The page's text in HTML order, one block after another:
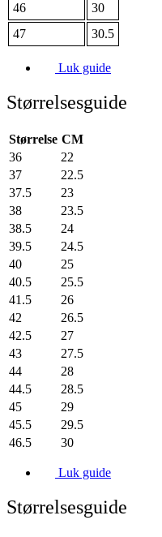
46
30
47
30.5
Luk guide
Størrelsesguide
Størrelse CM
36
22
37
22.5
37.5
23
38
23.5
38.5
24
39.5
24.5
40
25
40.5
25.5
41.5
26
42
26.5
42.5
27
43
27.5
44
28
44.5
28.5
45
29
45.5
29.5
46.5
30
Luk guide
Størrelsesguide